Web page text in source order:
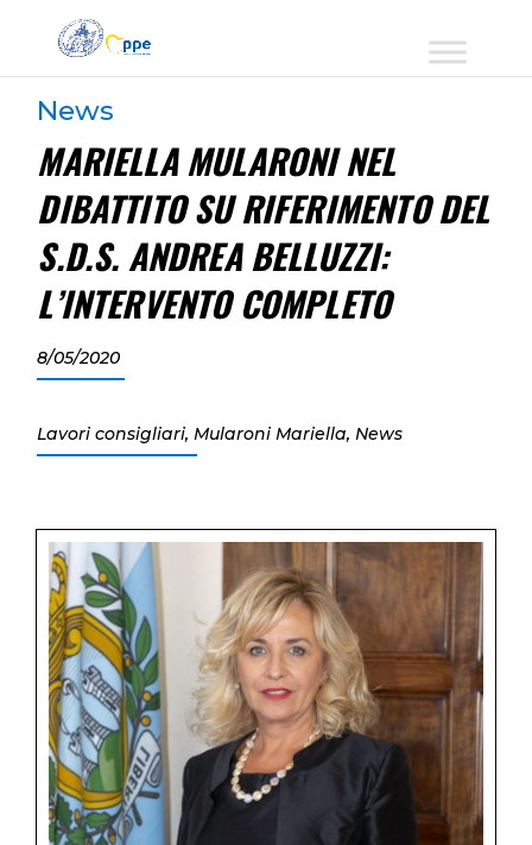
News
MARIELLA MULARONI NEL
DIBATTITO SU RIFERIMENTO DEL
S.D.S. ANDREA BELLUZZI:
L’INTERVENTO COMPLETO
8/05/2020
Lavori consigliari,Mularoni Mariella,News